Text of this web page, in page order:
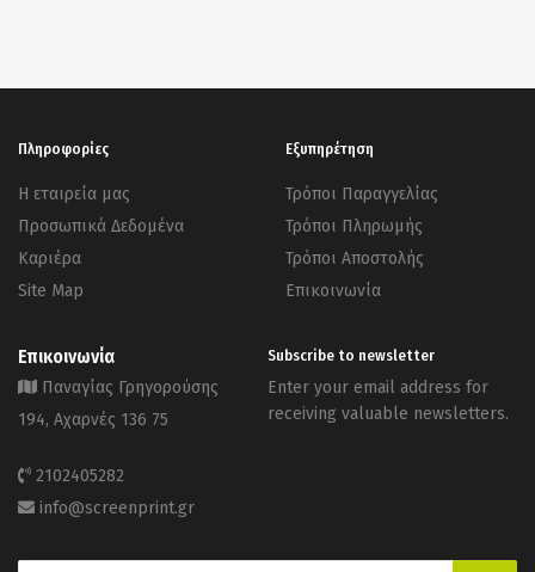
Πληροφορίες
Η εταιρεία μας
Προσωπικά Δεδομένα
Καριέρα
Site Map
Εξυπηρέτηση
Τρόποι Παραγγελίας
Τρόποι Πληρωμής
Τρόποι Αποστολής
Επικοινωνία
Επικοινωνία
Παναγίας Γρηγορούσης
194, Αχαρνές 136 75
2102405282
info@screenprint.gr
Subscribe to newsletter
Enter your email address for
receiving valuable newsletters.